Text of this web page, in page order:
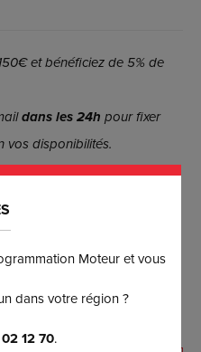
et bénéficiez de 5% de
dans les 24h pour fixer
vos disponibilités.
Moteur et vous
dans votre région ?
12 70.